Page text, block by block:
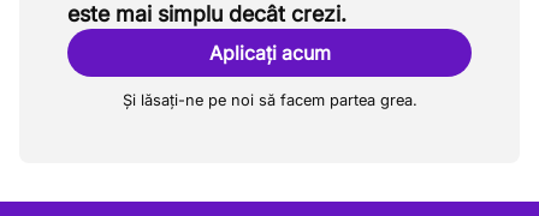
este mai simplu decât crezi.
Aplicați acum
Și lăsați-ne pe noi să facem partea grea.